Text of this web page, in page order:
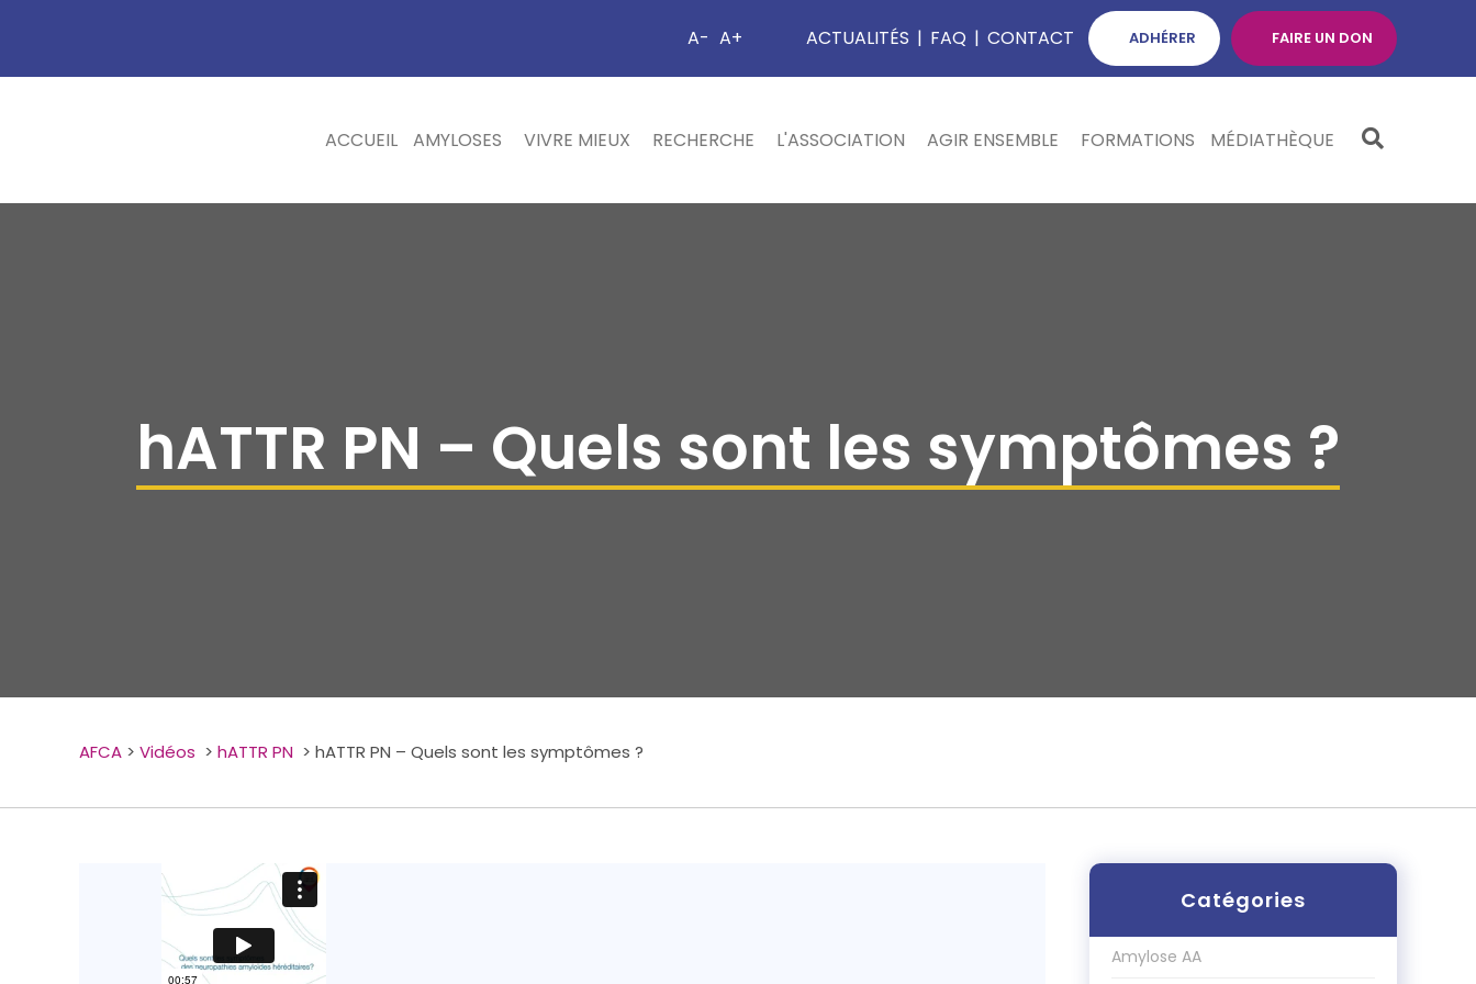
A- A+ ACTUALITÉS | FAQ | CONTACT ADHÉRER FAIRE UN DON
ACCUEIL AMYLOSES VIVRE MIEUX RECHERCHE L'ASSOCIATION AGIR ENSEMBLE FORMATIONS MÉDIATHÈQUE
hATTR PN – Quels sont les symptômes ?
AFCA > Vidéos > hATTR PN > hATTR PN – Quels sont les symptômes ?
Catégories
Amylose AA